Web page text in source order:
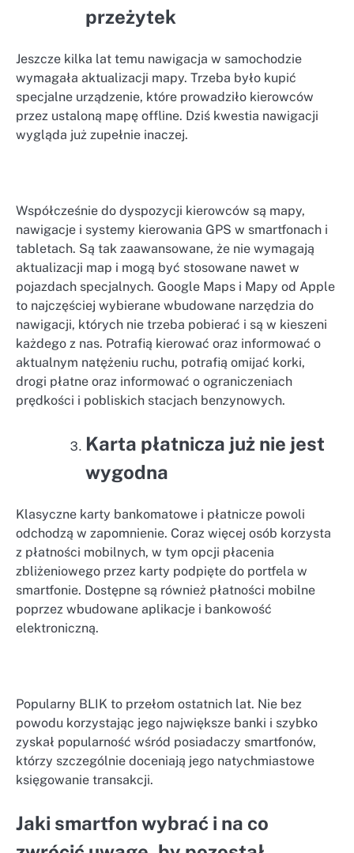
przeżytek
Jeszcze kilka lat temu nawigacja w samochodzie
wymagała aktualizacji mapy. Trzeba było kupić
specjalne urządzenie, które prowadziło kierowców
przez ustaloną mapę offline. Dziś kwestia nawigacji
wygląda już zupełnie inaczej.
Współcześnie do dyspozycji kierowców są mapy,
nawigacje i systemy kierowania GPS w smartfonach i
tabletach. Są tak zaawansowane, że nie wymagają
aktualizacji map i mogą być stosowane nawet w
pojazdach specjalnych. Google Maps i Mapy od Apple
to najczęściej wybierane wbudowane narzędzia do
nawigacji, których nie trzeba pobierać i są w kieszeni
każdego z nas. Potrafią kierować oraz informować o
aktualnym natężeniu ruchu, potrafią omijać korki,
drogi płatne oraz informować o ograniczeniach
prędkości i pobliskich stacjach benzynowych.
Karta płatnicza już nie jest
wygodna
Klasyczne karty bankomatowe i płatnicze powoli
odchodzą w zapomnienie. Coraz więcej osób korzysta
z płatności mobilnych, w tym opcji płacenia
zbliżeniowego przez karty podpięte do portfela w
smartfonie. Dostępne są również płatności mobilne
poprzez wbudowane aplikacje i bankowość
elektroniczną.
Popularny BLIK to przełom ostatnich lat. Nie bez
powodu korzystając jego największe banki i szybko
zyskał popularność wśród posiadaczy smartfonów,
którzy szczególnie doceniają jego natychmiastowe
księgowanie transakcji.
Jaki smartfon wybrać i na co